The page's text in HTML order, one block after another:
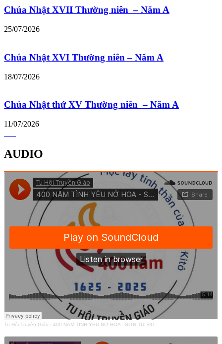
Chúa Nhật XVII Thường niên – Năm A
25/07/2026
Chúa Nhật XVI Thường niên – Năm A
18/07/2026
Chúa Nhật thứ XV Thường niên – Năm A
11/07/2026
AUDIO
Tu Hội Truyền Giáo · 400 NĂM TÌNH YÊU NỞ HOA - SƠN TÚI ĐỎ